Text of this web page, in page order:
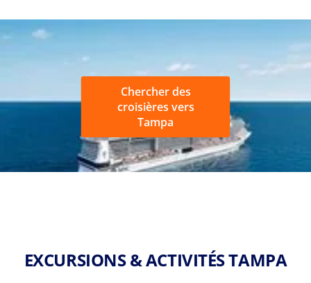
Chercher des
croisières vers
Tampa
EXCURSIONS & ACTIVITÉS TAMPA